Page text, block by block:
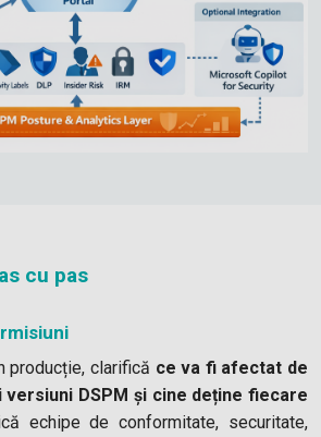
cu pas
producție, clarifică ce va fi afectat de
DSPM și cine deține fiecare
echipe de conformitate, securitate,